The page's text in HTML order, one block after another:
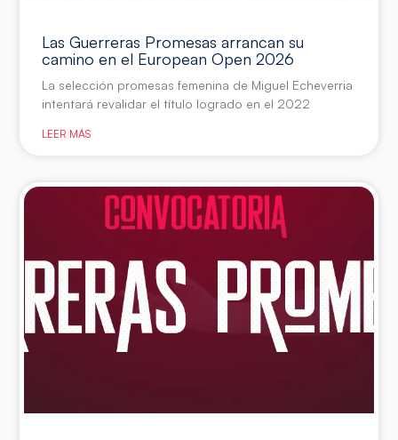
Las Guerreras Promesas arrancan su
camino en el European Open 2026
La selección promesas femenina de Miguel Echeverria
intentará revalidar el título logrado en el 2022
LEER MÁS